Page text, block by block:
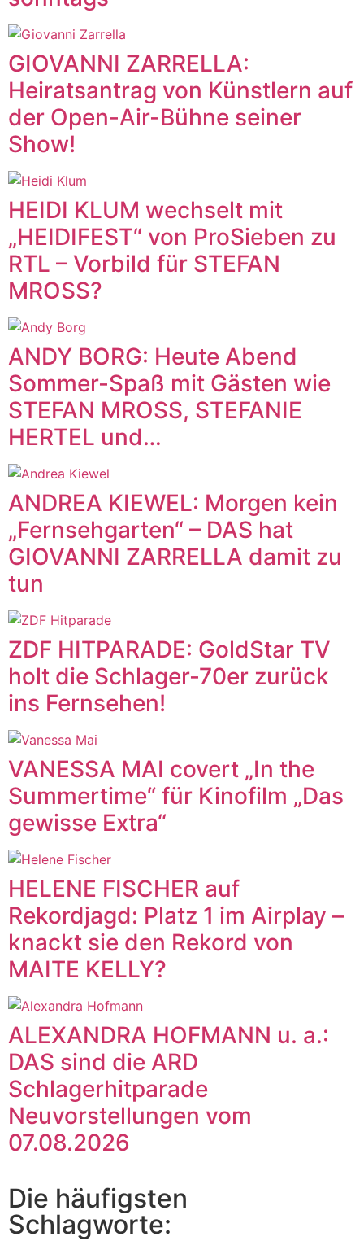
GIOVANNI ZARRELLA:
Heiratsantrag von Künstlern auf
der Open-Air-Bühne seiner
Show!
HEIDI KLUM wechselt mit
„HEIDIFEST“ von ProSieben zu
RTL – Vorbild für STEFAN
MROSS?
ANDY BORG: Heute Abend
Sommer-Spaß mit Gästen wie
STEFAN MROSS, STEFANIE
HERTEL und…
ANDREA KIEWEL: Morgen kein
„Fernsehgarten“ – DAS hat
GIOVANNI ZARRELLA damit zu
tun
ZDF HITPARADE: GoldStar TV
holt die Schlager-70er zurück
ins Fernsehen!
VANESSA MAI covert „In the
Summertime“ für Kinofilm „Das
gewisse Extra“
HELENE FISCHER auf
Rekordjagd: Platz 1 im Airplay –
knackt sie den Rekord von
MAITE KELLY?
ALEXANDRA HOFMANN u. a.:
DAS sind die ARD
Schlagerhitparade
Neuvorstellungen vom
07.08.2026
Die häufigsten
Schlagworte: